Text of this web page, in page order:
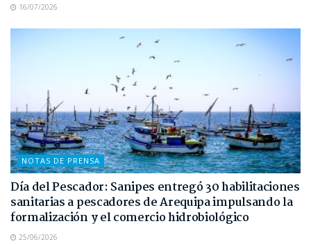
16/07/2026
NOTAS DE PRENSA
Día del Pescador: Sanipes entregó 30 habilitaciones
sanitarias a pescadores de Arequipa impulsando la
formalización y el comercio hidrobiológico
25/06/2026